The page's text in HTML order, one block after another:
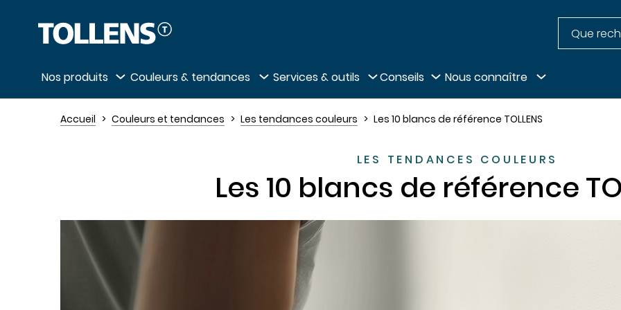
Passer la liste des magasins et aller au pied de page
Nos produits Couleurs & tendances Services & outils Conseils Nous connaître
Accueil Couleurs et tendances Les tendances couleurs Les 10 blancs de référence TOLLENS
LES TENDANCES COULEURS
Les 10 blancs de référence